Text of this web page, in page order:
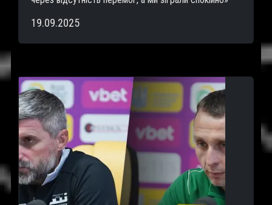
19.09.2025